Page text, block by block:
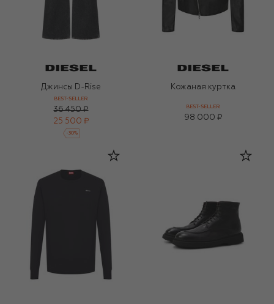
Джинсы D-Rise
BEST-SELLER
36 450 ₽
25 500 ₽
-30%
Кожаная куртка
BEST-SELLER
98 000 ₽